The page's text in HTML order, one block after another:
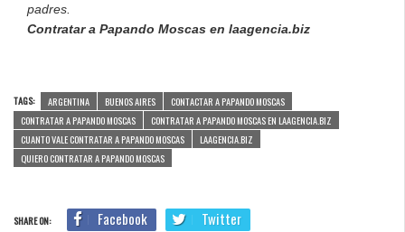
padres.
Contratar a Papando Moscas en laagencia.biz
TAGS: ARGENTINA BUENOS AIRES
CONTACTAR A PAPANDO MOSCAS
CONTRATAR A PAPANDO MOSCAS
CONTRATAR A PAPANDO MOSCAS EN LAAGENCIA.BIZ
CUANTO VALE CONTRATAR A PAPANDO MOSCAS
LAAGENCIA.BIZ
QUIERO CONTRATAR A PAPANDO MOSCAS
SHARE ON: Facebook Twitter